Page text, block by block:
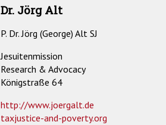
Dr. Jörg Alt
P. Dr. Jörg (George) Alt SJ
Jesuitenmission
Research & Advocacy
Königstraße 64
http://www.joergalt.de
taxjustice-and-poverty.org